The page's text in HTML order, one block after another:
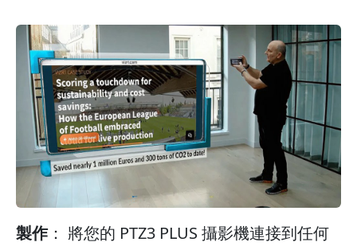
製作： 將您的 PTZ3 PLUS 攝影機連接到任何